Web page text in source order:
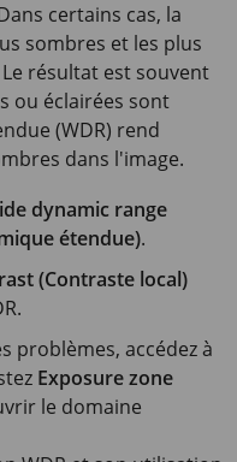
certains cas, la
sombres et les plus
résultat est souvent
ou éclairées sont
(WDR) rend
dans l'image.
dynamic range
étendue).
(Contraste local)
problèmes, accédez à
Exposure zone
le domaine